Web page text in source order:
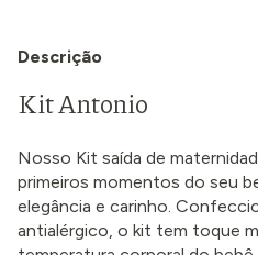
Descrição
Kit Antonio
Nosso Kit saída de
primeiros momentos do seu
elegância e carinho.
antialérgico, o kit tem toque